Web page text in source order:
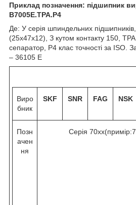
Приклад позначення: підшипник
B7005Е.TPA.P4
Де: У серія шпиндельних
(25х47х12), З кутом контакту 150 ,
сепаратор, Р4 клас точності за
– 36105 Е
Виро
бник
SKF SNR FAG NSK
Позн
ачен
ня
Серія